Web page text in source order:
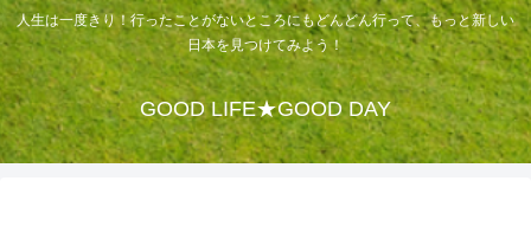
人生は一度きり！行ったことがないところにもどんどん行って、もっと新しい
日本を見つけてみよう！
GOOD LIFE★GOOD DAY